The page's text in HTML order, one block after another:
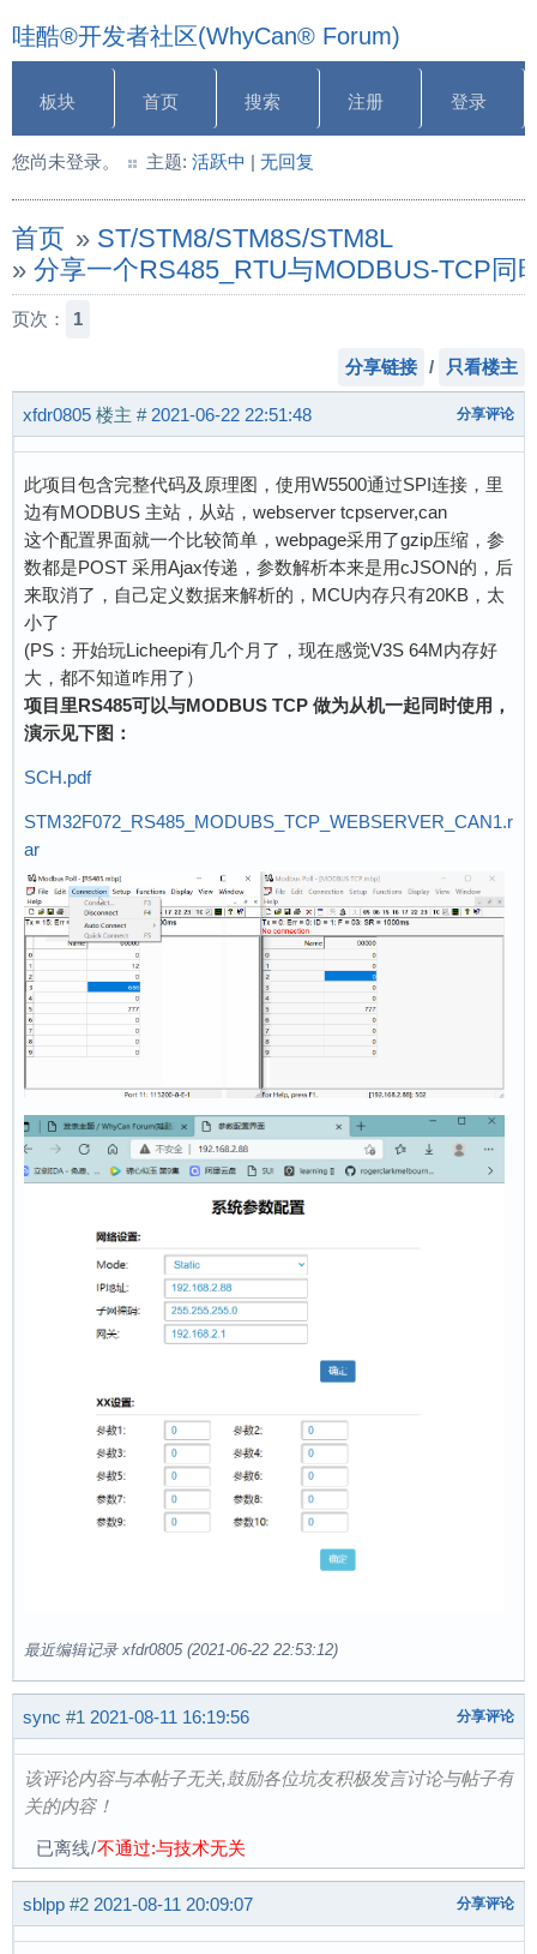
哇酷®开发者社区(WhyCan® Forum)
板块 首页 搜索 注册 登录
您尚未登录。 主题: 活跃中 | 无回复
首页 » ST/STM8/STM8S/STM8L
» 分享一个RS485_RTU与MODBUS-TCP同
页次： 1
分享链接 / 只看楼主
xfdr0805 楼主 # 2021-06-22 22:51:48 分享评论
此项目包含完整代码及原理图，使用W5500通过SPI连接，里
边有MODBUS 主站，从站，webserver tcpserver,can
这个配置界面就一个比较简单，webpage采用了gzip压缩，参
数都是POST 采用Ajax传递，参数解析本来是用cJSON的，后
来取消了，自己定义数据来解析的，MCU内存只有20KB，太
小了
(PS：开始玩Licheepi有几个月了，现在感觉V3S 64M内存好
大，都不知道咋用了）
项目里RS485可以与MODBUS TCP 做为从机一起同时使用，
演示见下图：
SCH.pdf
STM32F072_RS485_MODUBS_TCP_WEBSERVER_CAN1.r
ar
最近编辑记录 xfdr0805 (2021-06-22 22:53:12)
sync #1 2021-08-11 16:19:56 分享评论
该评论内容与本帖子无关,鼓励各位坑友积极发言讨论与帖子有
关的内容！
已离线/不通过:与技术无关
sblpp #2 2021-08-11 20:09:07 分享评论